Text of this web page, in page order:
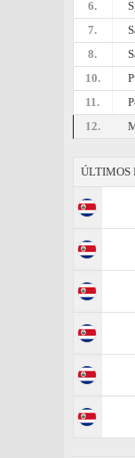
6.
7.
8.
10.
11.
12.
ÚLTIMOS